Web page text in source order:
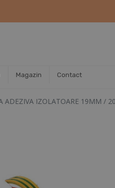
Magazin Contact
ADEZIVA IZOLATOARE 19MM /